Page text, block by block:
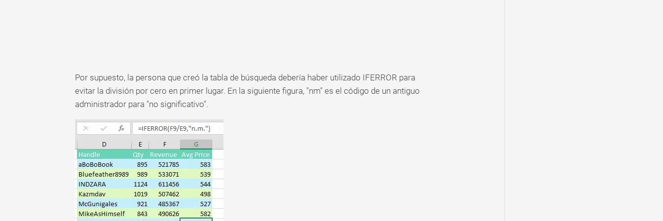
Por supuesto, la persona que creó la tabla de búsqueda debería haber utilizado IFERROR para
evitar la división por cero en primer lugar. En la siguiente figura, "nm" es el código de un antiguo
administrador para "no significativo".